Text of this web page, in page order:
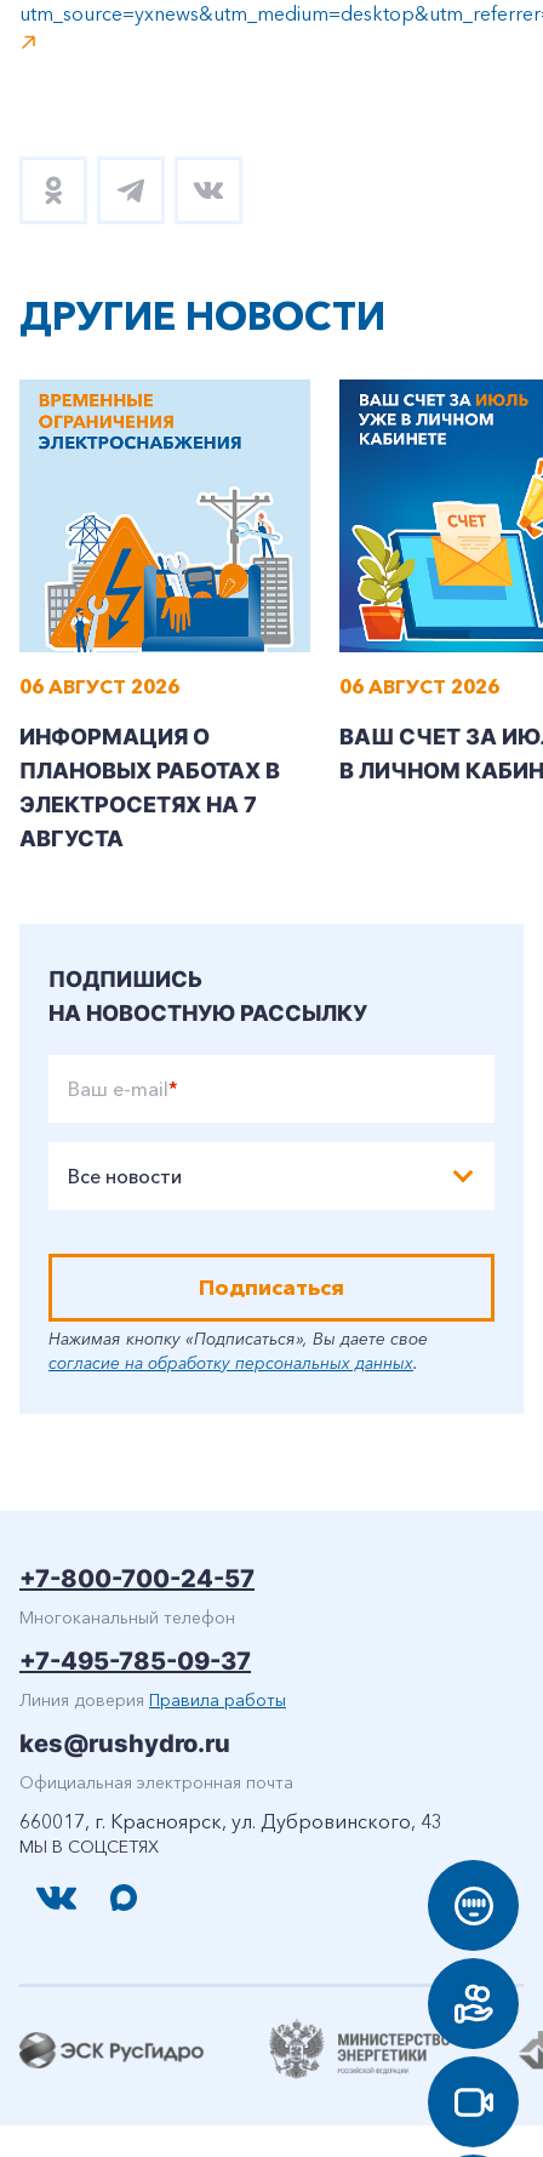
ДРУГИЕ НОВОСТИ
06 АВГУСТ 2026
ИНФОРМАЦИЯ О
ПЛАНОВЫХ РАБОТАХ В
ЭЛЕКТРОСЕТЯХ НА 7
АВГУСТА
06 АВГУСТ 2026
ВАШ СЧЕТ ЗА
В ЛИЧНОМ
ПОДПИШИСЬ
НА НОВОСТНУЮ РАССЫЛКУ
Ваш e-mail*
Все новости
Подписаться
Нажимая кнопку «Подписаться», Вы даете свое
согласие на обработку персональных данных.
МЫ В СОЦСЕТЯХ
+7-800-700-24-57
Многоканальный телефон
+7-495-785-09-37
Линия доверия Правила работы
kes@rushydro.ru
Официальная электронная почта
660017, г. Красноярск, ул. Дубровинского, 43